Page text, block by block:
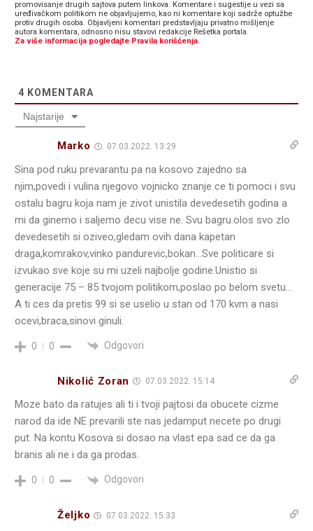
promovisanje drugih sajtova putem linkova. Komentare i sugestije u vezi sa
uređivačkom politikom ne objavljujemo, kao ni komentare koji sadrže optužbe
protiv drugih osoba. Objavljeni komentari predstavljaju privatno mišljenje
autora komentara, odnosno nisu stavovi redakcije Rešetka portala.
Za više informacija pogledajte Pravila korišćenja.
4 KOMENTARA
Najstarije
Marko 07.03.2022. 13:29
Sina pod ruku prevarantu pa na kosovo zajedno sa
njim,povedi i vulina njegovo vojnicko znanje ce ti pomoci i svu
ostalu bagru koja nam je zivot unistila devedesetih godina a
mi da ginemo i saljemo decu vise ne. Svu bagru.olos svo zlo
devedesetih si oziveo,gledam ovih dana kapetan
draga,komrakov,vinko pandurevic,bokan…Sve politicare si
izvukao sve koje su mi uzeli najbolje godine.Unistio si
generacije 75 – 85 tvojom politikom,poslao po belom svetu…
A ti ces da pretis 99 si se uselio u stan od 170 kvm a nasi
ocevi,braca,sinovi ginuli.
0 0 Odgovori
Nikolić Zoran 07.03.2022. 15:14
Moze bato da ratujes ali ti i tvoji pajtosi da obucete cizme
narod da ide NE prevarili ste nas jedamput necete po drugi
put. Na kontu Kosova si dosao na vlast epa sad ce da ga
branis ali ne i da ga prodas.
0 0 Odgovori
Željko 07.03.2022. 15:33